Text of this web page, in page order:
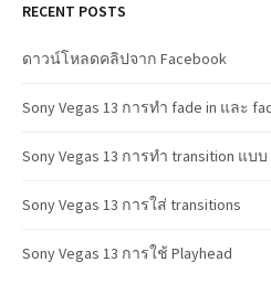
RECENT POSTS
ดาวน์โหลดคลิปจาก Facebook
Sony Vegas 13 การทำ fade in และ
Sony Vegas 13 การทำ transition แบ
Sony Vegas 13 การใส่ transitions
Sony Vegas 13 การใช้ Playhead